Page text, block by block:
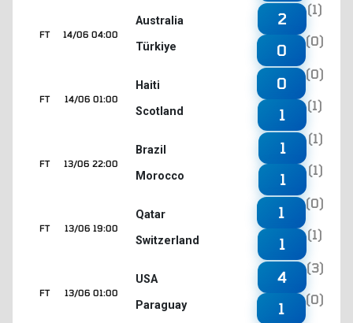
14/06 04:00
FT
Australia
Türkiye
2
(1)
0
(0)
14/06 01:00
FT
Haiti
Scotland
0
(0)
1
(1)
13/06 22:00
FT
Brazil
Morocco
1
(1)
1
(1)
13/06 19:00
FT
Qatar
Switzerland
1
(0)
1
(1)
13/06 01:00
FT
USA
Paraguay
4
(3)
1
(0)